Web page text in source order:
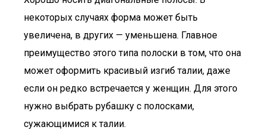
некоторых случаях форма может быть
увеличена, в других — уменьшена. Главное
преимущество этого типа полоски в том, что она
может оформить красивый изгиб талии, даже
если он редко встречается у женщин. Для этого
нужно выбрать рубашку с полосками,
сужающимися к талии.